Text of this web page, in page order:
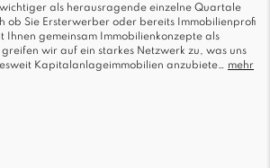
wichtiger als herausragende einzelne Quartale
ob Sie Ersterwerber oder bereits Immobilienprofi
Ihnen gemeinsam Immobilienkonzepte als
wir auf ein starkes Netzwerk zu, was uns
Kapitalanlageimmobilien anzubiete… mehr